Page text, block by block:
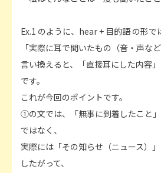
Ex.1 のように、hear + 目的語 の形
「実際に耳で聞いたもの（音・声な
言い換えると、「直接耳にした内容
です。
これが今回のポイントです。
①の文では、「無事に到着したこと
ではなく、
実際には「その知らせ（ニュース）」
したがって、